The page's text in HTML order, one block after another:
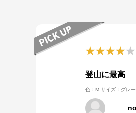
登山に最高
色：M サイズ：グレー